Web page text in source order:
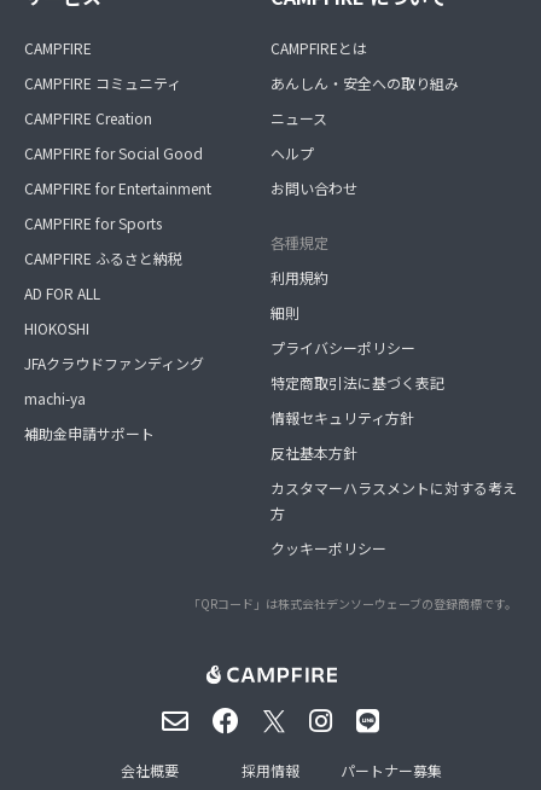
CAMPFIRE
CAMPFIRE コミュニティ
CAMPFIRE Creation
CAMPFIRE for Social Good
CAMPFIRE for Entertainment
CAMPFIRE for Sports
CAMPFIRE ふるさと納税
AD FOR ALL
HIOKOSHI
JFAクラウドファンディング
machi-ya
補助金申請サポート
CAMPFIREとは
あんしん・安全への取り組み
ニュース
ヘルプ
お問い合わせ
各種規定
利用規約
細則
プライバシーポリシー
特定商取引法に基づく表記
情報セキュリティ方針
反社基本方針
カスタマーハラスメントに対する考え
方
クッキーポリシー
「QRコード」は株式会社デンソーウェーブの登録商標です。
会社概要 採用情報 パートナー募集